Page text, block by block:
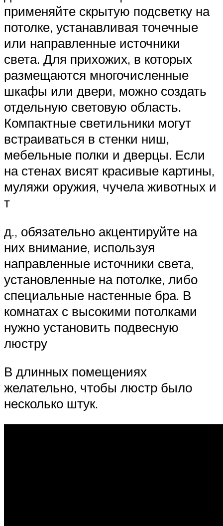
применяйте скрытую подсветку на
потолке, устанавливая точечные
или направленные источники
света. Для прихожих, в которых
размещаются многочисленные
шкафы или двери, можно создать
отдельную световую область.
Компактные светильники могут
встраиваться в стенки ниш,
мебельные полки и дверцы. Если
на стенах висят красивые картины,
муляжи оружия, чучела животных и
т
д., обязательно акцентируйте на
них внимание, используя
направленные источники света,
установленные на потолке, либо
специальные настенные бра. В
комнатах с высокими потолками
нужно установить подвесную
люстру
В длинных помещениях
желательно, чтобы люстр было
несколько штук.